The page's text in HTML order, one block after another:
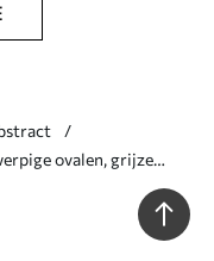
ovalen, grijze